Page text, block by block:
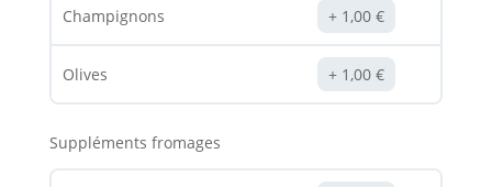
Champignons 1,00€
Olives 1,00€
Suppléments fromages